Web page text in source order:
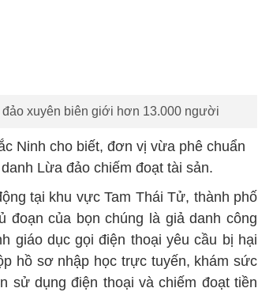
đảo xuyên biên giới hơn 13.000 người
Ninh cho biết, đơn vị vừa phê chuẩn
Lừa đảo chiếm đoạt tài sản.
tại khu vực Tam Thái Tử, thành phố
đoạn của bọn chúng là giả danh công
giáo dục gọi điện thoại yêu cầu bị hại
hồ sơ nhập học trực tuyến, khám sức
sử dụng điện thoại và chiếm đoạt tiền